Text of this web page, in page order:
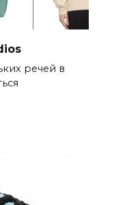
речей в